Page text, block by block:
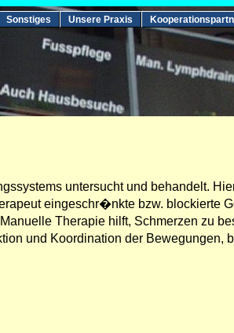
Sonstiges Unsere Praxis
untersucht und behandelt.
eingeschr�nkte bzw. blockierte
Therapie hilft, Schmerzen zu
und Koordination der Bewegungen,